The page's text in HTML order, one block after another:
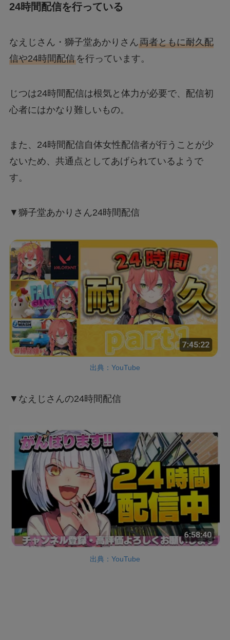
24時間配信を行っている
なえじさん・獅子堂あかりさん両者ともに耐久配
信や24時間配信を行っています。
じつは24時間配信は根気と体力が必要で、配信初
心者にはかなり難しいもの。
また、24時間配信自体女性配信者が行うことが少
ないため、共通点としてあげられているようで
す。
▼獅子堂あかりさん24時間配信
出典：YouTube
▼なえじさんの24時間配信
出典：YouTube